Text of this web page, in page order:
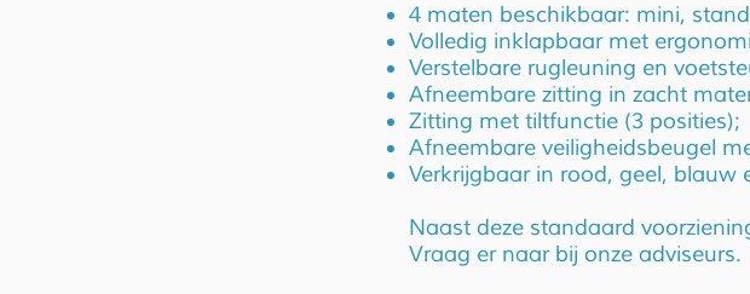
4 maten beschikbaar: mini,
Volledig inklapbaar met
Verstelbare rugleuning en
Afneembare zitting in zacht
Zitting met tiltfunctie (3 posities);
Afneembare veiligheidsbeugel
Verkrijgbaar in rood, geel, blauw
Naast deze standaard
Vraag er naar bij onze adviseurs.